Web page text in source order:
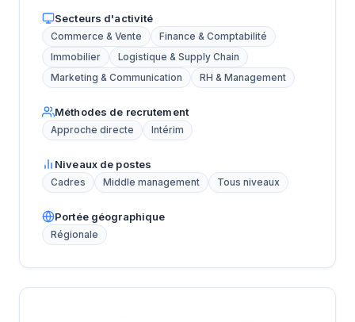
Secteurs d'activité
Commerce & Vente
Finance & Comptabilité
Immobilier
Logistique & Supply Chain
Marketing & Communication
RH & Management
Méthodes de recrutement
Approche directe Intérim
Niveaux de postes
Cadres Middle management Tous niveaux
Portée géographique
Régionale